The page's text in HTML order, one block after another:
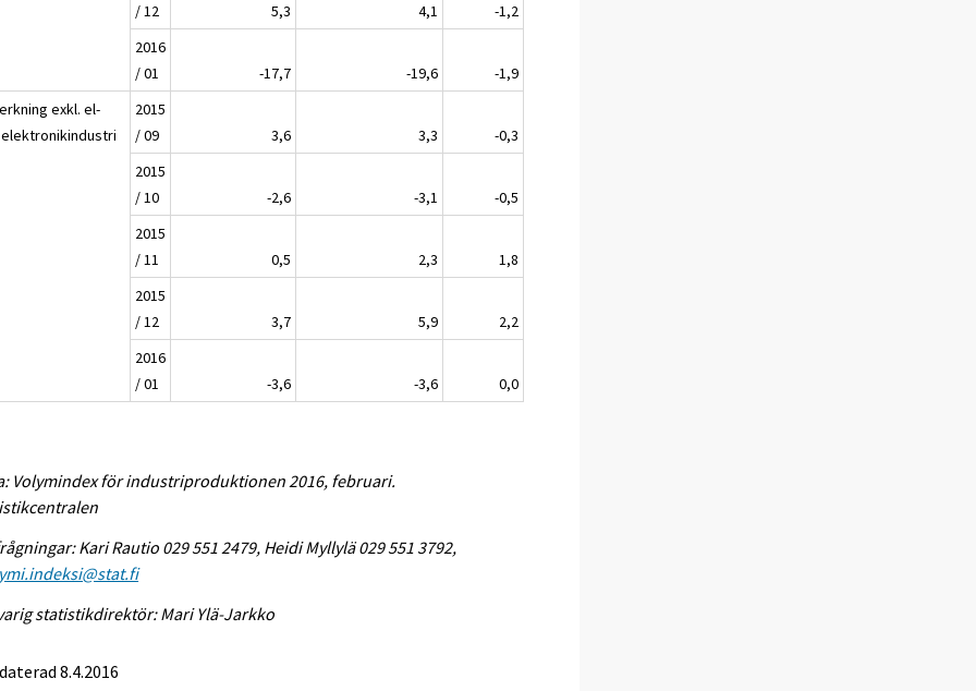
/ 12
5,3 4,1
-1,2
2016
/ 01
-17,7 -19,6
-1,9
exkl. el-
2015
/ 09
3,6 3,3
-0,3
2015
/ 10
-2,6 -3,1
-0,5
2015
/ 11
0,5 2,3
1,8
2015
/ 12
3,7 5,9
2,2
2016
/ 01
-3,6 -3,6 0,0
Volymindex för industriproduktionen 2016, februari.
Kari Rautio 029 551 2479, Heidi Myllylä 029 551 3792,
statistikdirektör: Mari Ylä-Jarkko
8.4.2016